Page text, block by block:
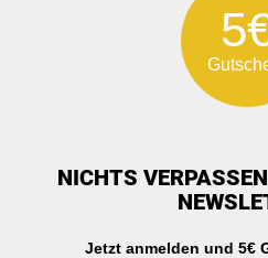
NICHTS
Jetzt anmelden und 5€